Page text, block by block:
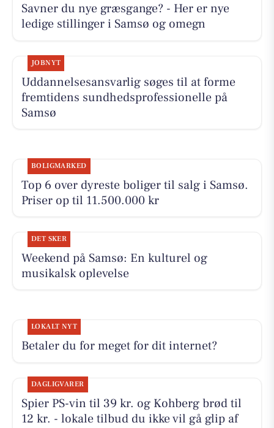
Savner du nye græsgange? - Her er nye
ledige stillinger i Samsø og omegn
JOBNYT
Uddannelsesansvarlig søges til at forme
fremtidens sundhedsprofessionelle på
Samsø
BOLIGMARKED
Top 6 over dyreste boliger til salg i Samsø.
Priser op til 11.500.000 kr
DET SKER
Weekend på Samsø: En kulturel og
musikalsk oplevelse
LOKALT NYT
Betaler du for meget for dit internet?
DAGLIGVARER
Spier PS-vin til 39 kr. og Kohberg brød til
12 kr. - lokale tilbud du ikke vil gå glip af